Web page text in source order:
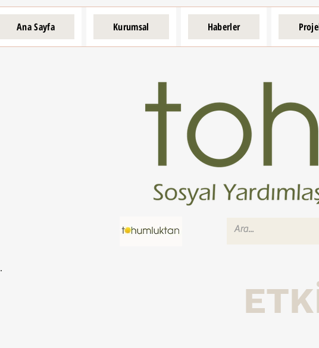
Ana Sayfa Kurumsal Haberler